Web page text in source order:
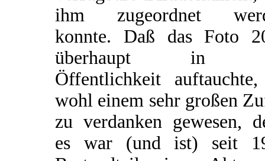
ihm zugeordnet
konnte. Daß das Foto
überhaupt in
Öffentlichkeit
wohl einem sehr großen
zu verdanken gewesen,
es war (und ist) seit